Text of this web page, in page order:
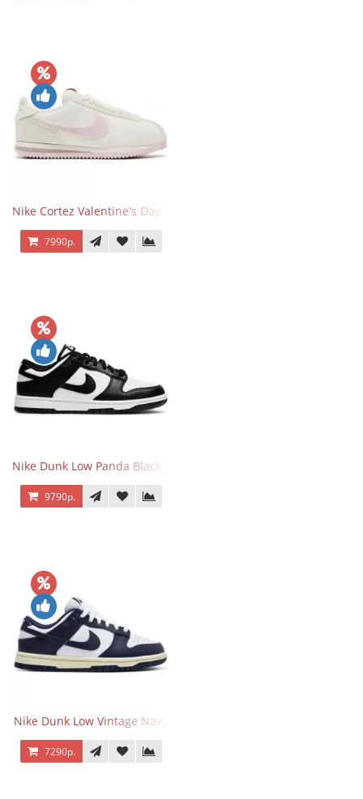
Nike Cortez Valentine's Day 2025
7990р.
Nike Dunk Low Panda Black White
9790р.
Nike Dunk Low Vintage Navy
7290р.